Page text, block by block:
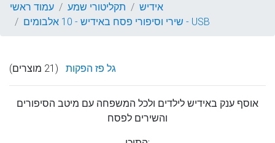
עמוד ראשי תקליטורי שמע
אידיש
שירי וסיפורי פסח באידיש - 10 אלבומים - USB
גל פז הפקות (21 מוצרים)
אוסף ענק באידיש לילדים ולכל המשפחה עם מיטב הסיפורים
והשירים לפסח